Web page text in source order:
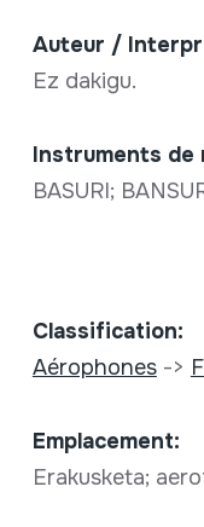
Auteur /
Ez dakigu.
Instruments de
BASURI;
Classification:
Aérophones->
Emplacement:
Erakusketa;